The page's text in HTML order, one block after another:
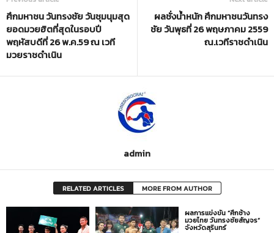
ศึกมหาชน วันทรงชัย วันชุมนุมสุด
ยอดมวยฮิตที่สุดในรอบปี
พฤหัสบดีที่ 26 พ.ค.59 ณ เวที
มวยราชดำเนิน
ผลชั่งน้ำหนัก ศึกมหาชนวันทรง
ชัย วันพุธที่ 26 พฤษภาคม 2559
ณ.เวทีราชดำเนิน
admin
RELATED ARTICLES MORE FROM AUTHOR
ผลการแข่งขัน “ศึกช้าง
มวยไทย วันทรงชัยสัญจร”
จังหวัดสุรินทร์